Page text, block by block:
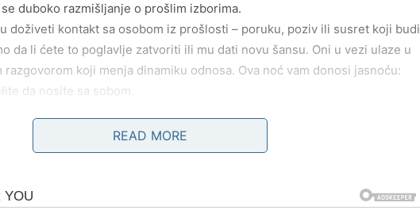
duboko razmišljanje o prošlim izborima.
doživeti kontakt sa osobom iz prošlosti – poruku, poziv ili susret koji budi
da li ćete to poglavlje zatvoriti ili mu dati novu šansu. Oni u vezi ulaze u
razgovorom koji menja dinamiku odnosa. Ova noć vam donosi jasnoću:
da nosite sa sobom.
budućnost. Ovo je noć u kojoj vam srce govori glasnije od razuma.
READ MORE